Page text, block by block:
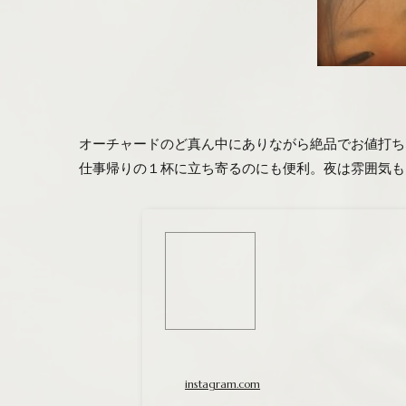
オーチャードのど真ん中にありながら絶品でお値打
仕事帰りの１杯に立ち寄るのにも便利。夜は雰囲気
instagram.com